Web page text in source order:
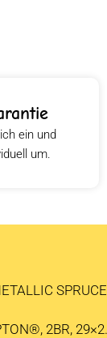
ein und
um.
SPRUCE
2BR,